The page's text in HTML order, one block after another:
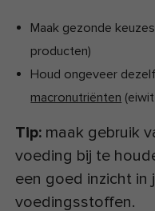
Maak gezonde
producten)
Houd ongeveer
macronutriënten
Tip: maak gebruik
voeding bij te
een goed inzicht in
voedingsstoffen.